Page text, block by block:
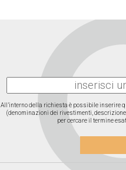
All’interno della richiesta è possibile inserire
(denominazioni dei rivestimenti, descrizione
per cercare il termine